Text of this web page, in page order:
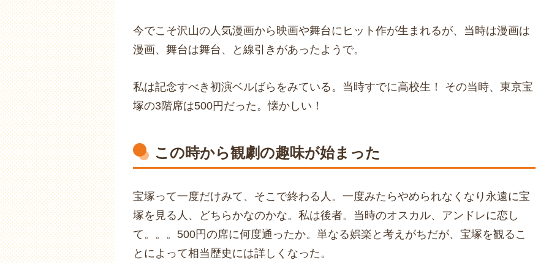
今でこそ沢山の人気漫画から映画や舞台にヒット作が生まれるが、当時は漫画は
漫画、舞台は舞台、と線引きがあったようで。
私は記念すべき初演ベルばらをみている。当時すでに高校生！ その当時、東京宝
塚の3階席は500円だった。懐かしい！
この時から観劇の趣味が始まった
宝塚って一度だけみて、そこで終わる人。一度みたらやめられなくなり永遠に宝
塚を見る人、どちらかなのかな。私は後者。当時のオスカル、アンドレに恋し
て。。。500円の席に何度通ったか。単なる娯楽と考えがちだが、宝塚を観るこ
とによって相当歴史には詳しくなった。